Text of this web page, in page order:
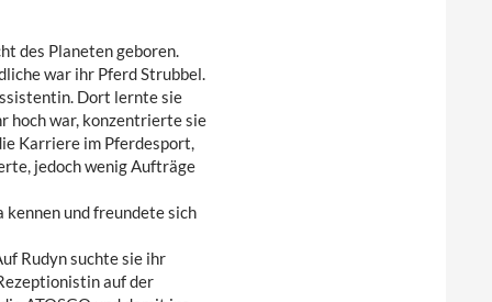
des Planeten geboren.
war ihr Pferd Strubbel.
Dort lernte sie
hoch war, konzentrierte sie
Karriere im Pferdesport,
jedoch wenig Aufträge
und freundete sich
Rudyn suchte sie ihr
auf der